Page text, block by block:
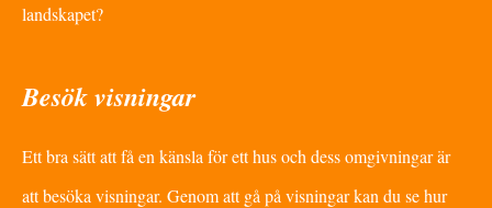
landskapet?
Besök visningar
Ett bra sätt att få en känsla för ett hus och dess omgivningar är
att besöka visningar. Genom att gå på visningar kan du se hur